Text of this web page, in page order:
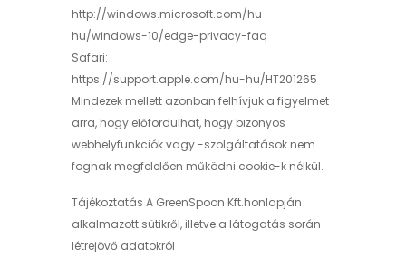
http://windows.microsoft.com/hu-
hu/windows-10/edge-privacy-faq
Safari:
https://support.apple.com/hu-hu/HT201265
Mindezek mellett azonban felhívjuk a figyelmet
arra, hogy előfordulhat, hogy bizonyos
webhelyfunkciók vagy -szolgáltatások nem
fognak megfelelően működni cookie-k nélkül.
Tájékoztatás A GreenSpoon Kft.honlapján
alkalmazott sütikről, illetve a látogatás során
létrejövő adatokról